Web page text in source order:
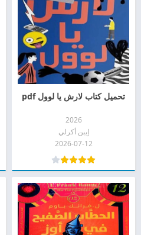
تحميل كتاب لارش يا لوول pdf
2026
إيبن أكرلي
2026-07-12